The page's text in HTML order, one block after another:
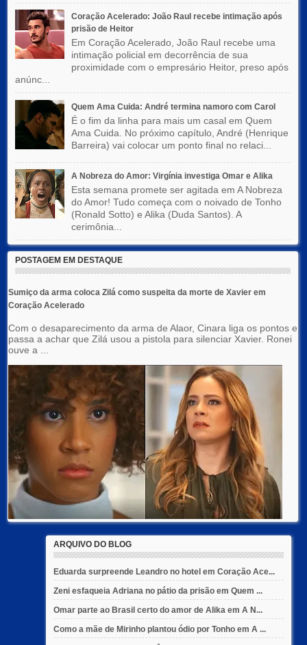
Coração Acelerado: João Raul recebe intimação após
prisão de Heitor
Em Coração Acelerado, João Raul recebe uma
intimação policial em decorrência de sua
proximidade com o empresário Heitor, preso após
anúnc...
Quem Ama Cuida: André termina namoro com Carol
É o fim da linha para mais um casal em Quem
Ama Cuida. No próximo capítulo, André (Henrique
Barreira) vai colocar um ponto final no relaci...
A Nobreza do Amor: Virgínia investiga Omar e Alika
Esta semana promete ser agitada em A Nobreza
do Amor! Tudo começa com o noivado de Tonho
(Ronald Sotto) e Alika (Duda Santos). A
cerimônia...
POSTAGEM EM DESTAQUE
Sumiço da arma coloca Zilá como suspeita da morte de Xavier em
Coração Acelerado
Com o desaparecimento da arma de Alaor, Cinara liga os pontos e
passa a achar que Zilá usou a pistola para silenciar Xavier. Ronei
ouve a ...
ARQUIVO DO BLOG
Eduarda surpreende Leandro no hotel em Coração Ace...
Zeni esfaqueia Adriana no pátio da prisão em Quem ...
Omar parte ao Brasil certo do amor de Alika em A N...
Como a mãe de Mirinho plantou ódio por Tonho em A ...